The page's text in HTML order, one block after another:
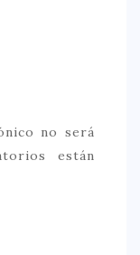
no será
están